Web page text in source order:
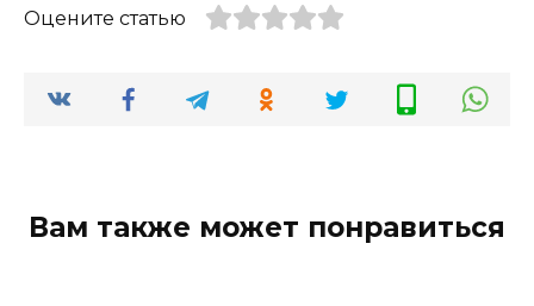
Оцените статью
Вам также может понравиться